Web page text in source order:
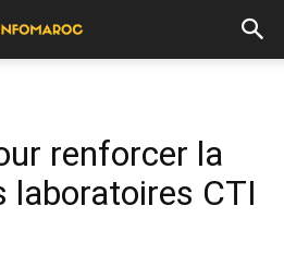
renforcer la
laboratoires CTI